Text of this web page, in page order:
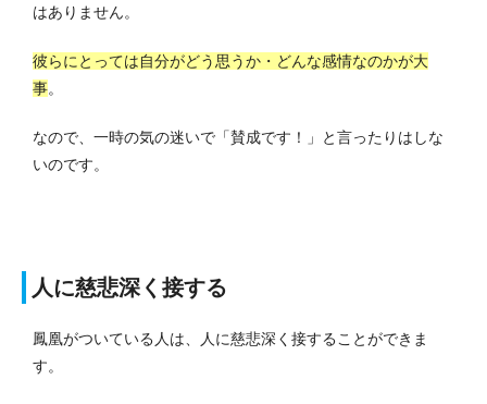
はありません。
彼らにとっては自分がどう思うか・どんな感情なのかが大
事。
なので、一時の気の迷いで「賛成です！」と言ったりはしな
いのです。
人に慈悲深く接する
鳳凰がついている人は、人に慈悲深く接することができま
す。